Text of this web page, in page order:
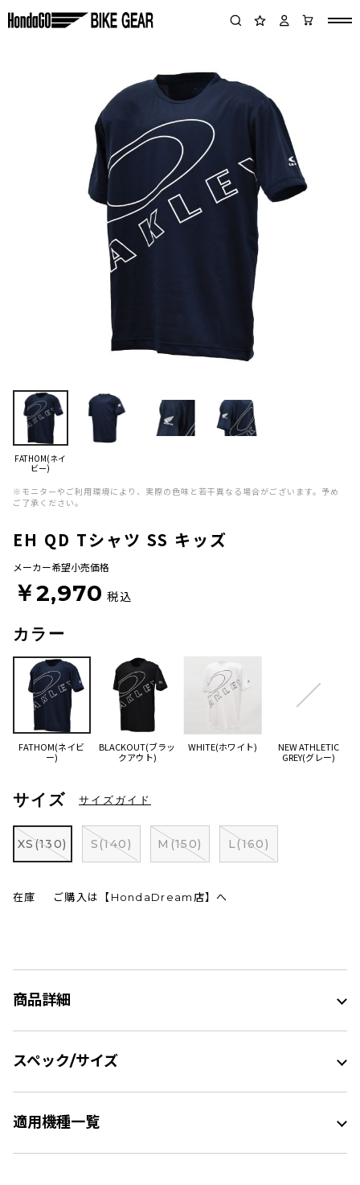
FATHOM(ネイ
ビー)
※モニターやご利用環境により、実際の色味と若干異なる場合がございます。予め
ご了承ください。
EH QD Tシャツ SS キッズ
メーカー希望小売価格
￥2,970 税込
カラー
FATHOM(ネイビ
ー)
BLACKOUT(ブラッ
クアウト)
WHITE(ホワイト)
NEW ATHLETIC
GREY(グレー)
サイズ サイズガイド
XS(130) S(140) M(150) L(160)
在庫 ご購入は【HondaDream店】へ
商品詳細
スペック/サイズ
適用機種一覧